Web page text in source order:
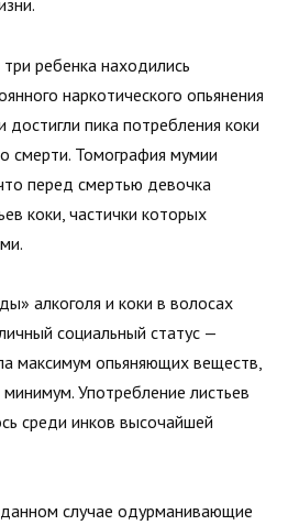
ребенка находились
наркотического опьянения
пика потребления коки
смерти. Томография мумии
перед смертью девочка
коки, частички которых
алкоголя и коки в волосах
социальный статус —
максимум опьяняющих веществ,
Употребление листьев
среди инков высочайшей
случае одурманивающие